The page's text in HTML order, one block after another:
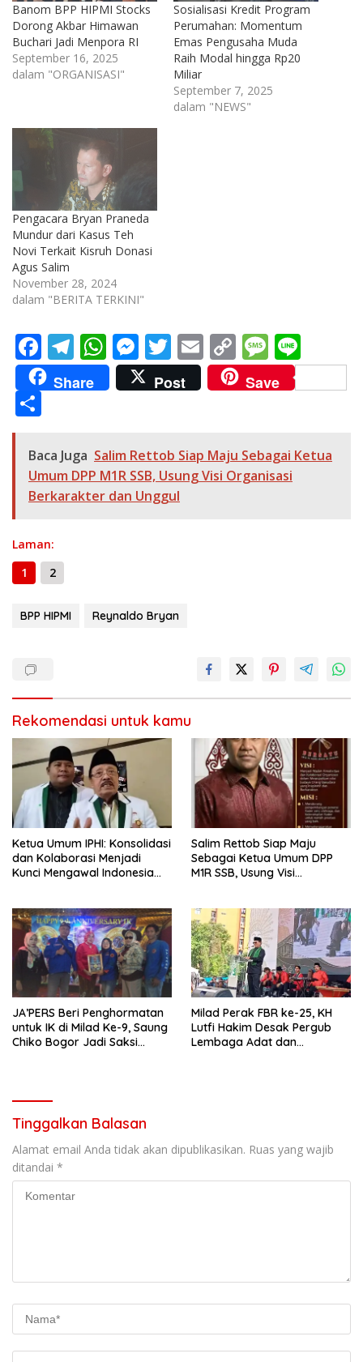
Banom BPP HIPMI Stocks
Dorong Akbar Himawan
Buchari Jadi Menpora RI
September 16, 2025
dalam "ORGANISASI"
Sosialisasi Kredit Program
Perumahan: Momentum
Emas Pengusaha Muda
Raih Modal hingga Rp20
Miliar
September 7, 2025
dalam "NEWS"
Pengacara Bryan Praneda
Mundur dari Kasus Teh
Novi Terkait Kisruh Donasi
Agus Salim
November 28, 2024
dalam "BERITA TERKINI"
F
ac
e
o
o
k
T
el
e
a
m
W
h
at
A
p
p
M
e
ss
n
g
er
T
w
itt
E
m
ai
C
o
p
Li
n
M
e
ss
g
e
n
e
Share Post Save
ar
e
Baca Juga Salim Rettob Siap Maju Sebagai Ketua
Umum DPP M1R SSB, Usung Visi Organisasi
Berkarakter dan Unggul
Laman:
1
2
BPP HIPMI Reynaldo Bryan
Rekomendasi untuk kamu
Ketua Umum IPHI: Konsolidasi
dan Kolaborasi Menjadi
Kunci Mengawal Indonesia
Salim Rettob Siap Maju
Sebagai Ketua Umum DPP
M1R SSB, Usung Visi
‎JA’PERS Beri Penghormatan
untuk IK di Milad Ke-9, Saung
Chiko Bogor Jadi Saksi
Milad Perak FBR ke-25, KH
Lutfi Hakim Desak Pergub
Lembaga Adat dan
Tinggalkan Balasan
Alamat email Anda tidak akan dipublikasikan. Ruas yang wajib
ditandai *